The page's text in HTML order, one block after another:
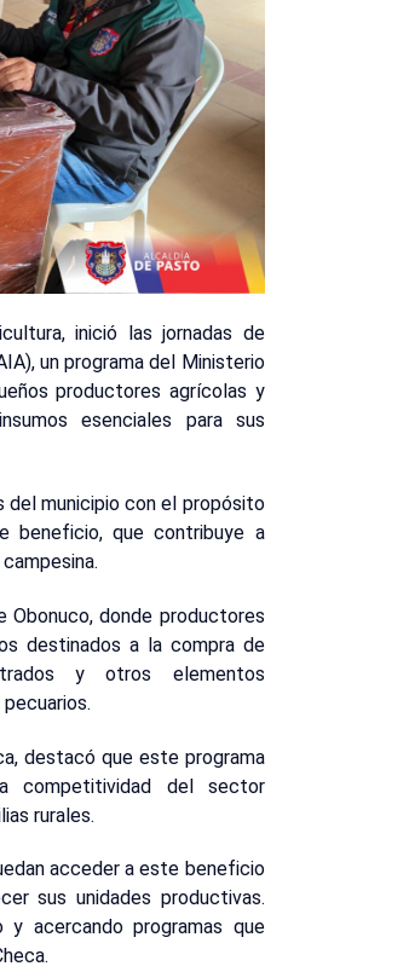
inició las jornadas de
un programa del Ministerio
productores agrícolas y
esenciales para sus
del municipio con el propósito
beneficio, que contribuye a
donde productores
destinados a la compra de
y otros elementos
destacó que este programa
competitividad del sector
rurales.
acceder a este beneficio
sus unidades productivas.
y acercando programas que